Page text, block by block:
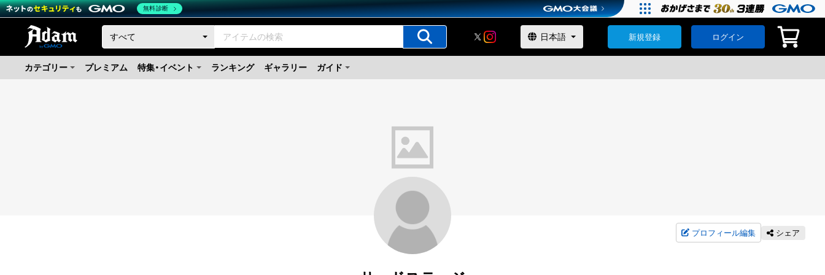
新規登録 ログイン
カテゴリー プレミアム 特集・イベント ランキング ギャラリー ガイド
プロフィール編集 シェア
無料診断